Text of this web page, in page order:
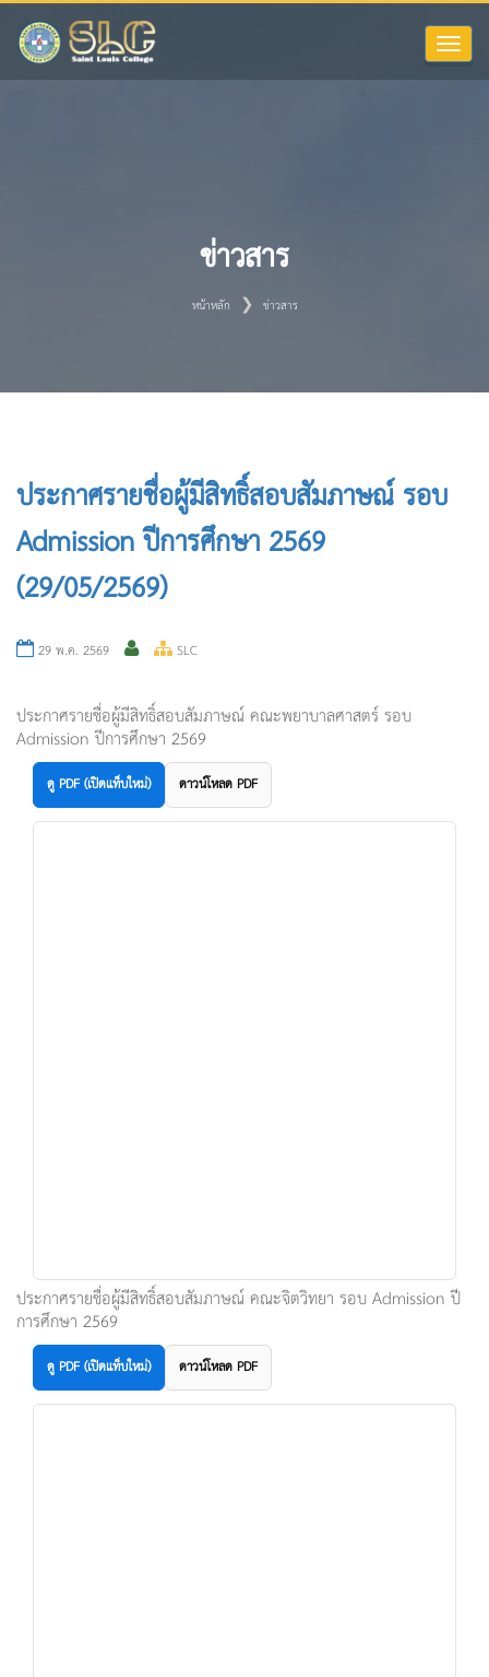
Toggle
ข่าวสาร
หน้าหลัก ข่าวสาร
ประกาศรายชื่อผู้มีสิทธิ์สอบสัมภาษณ์ รอบ
Admission ปีการศึกษา 2569
(29/05/2569)
29 พ.ค. 2569 SLC
ประกาศรายชื่อผู้มีสิทธิ์สอบสัมภาษณ์ คณะพยาบาลศาสตร์ รอบ
Admission ปีการศึกษา 2569
ดู PDF (เปิดแท็บใหม่) ดาวน์โหลด PDF
ประกาศรายชื่อผู้มีสิทธิ์สอบสัมภาษณ์ คณะจิตวิทยา รอบ Admission ปี
การศึกษา 2569
ดู PDF (เปิดแท็บใหม่) ดาวน์โหลด PDF